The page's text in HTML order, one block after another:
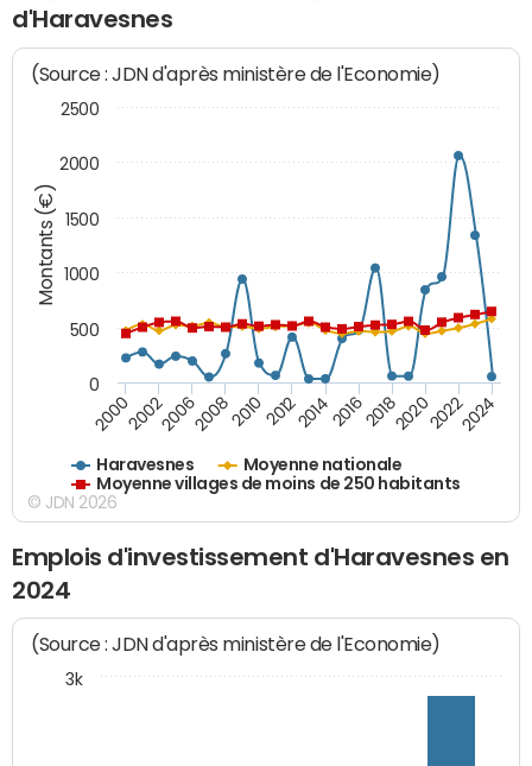
d'Haravesnes
Montants (€)
(Source : JDN d'après ministère de l'Economie)
Haravesnes
Moyenne nationale
Moyenne villages de moins de 250 habitants
200020022006200820102012201420162018202020222024
0
500
1000
1500
2000
2500
© JDN 2026
Emplois d'investissement d'Haravesnes en
2024
(Source : JDN d'après ministère de l'Economie)
3k